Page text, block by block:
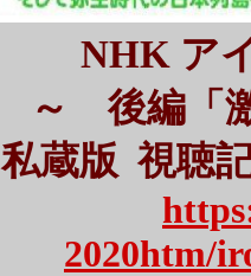
NHK ア
～ 後編「
私蔵版 視聴
2020htm/